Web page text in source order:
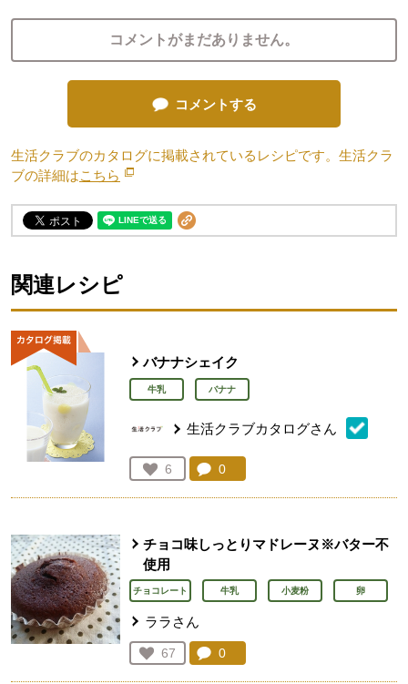
コメントがまだありません。
コメントする
生活クラブのカタログに掲載されているレシピです。生活クラ
ブの詳細はこちら 別のウィンドウで開きます。
関連レシピ
バナナシェイク
牛乳 バナナ
生活クラブカタログさん
お気に入り登録：
6
人が登録
コメント：
0
チョコ味しっとりマドレーヌ※バター不
使用
チョコレート 牛乳 小麦粉 卵
ララさん
お気に入り登録：
67
人が登録
コメント：
0